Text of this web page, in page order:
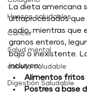
Huesos saludables
Cáncer
Salud mental
cabello saludable
Digestión Saludable
La dieta americana
ultraprocesados que
sodio, mientras que
granos enteros,
bajo o inexistente.
incluyen:
Alimentos fritos
Postres a base